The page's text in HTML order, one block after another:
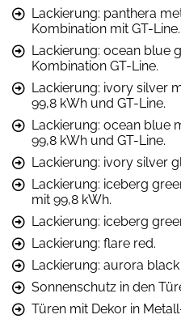
Lackierung: panthera
Kombination mit GT-Line.
Lackierung: ocean blue
Kombination GT-Line.
Lackierung: ivory silver
99,8 kWh und GT-Line.
Lackierung: ocean blue
99,8 kWh und GT-Line.
Lackierung: ivory silver
Lackierung: iceberg
mit 99,8 kWh.
Lackierung: iceberg
Lackierung: flare red.
Lackierung: aurora
Sonnenschutz in den
Türen mit Dekor in